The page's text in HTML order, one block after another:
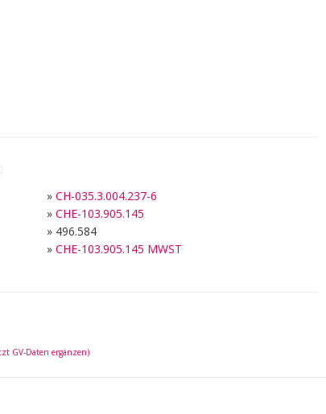
» CH-035.3.004.237-6
» CHE-103.905.145
» 496.584
» CHE-103.905.145 MWST
GV-Daten ergänzen)